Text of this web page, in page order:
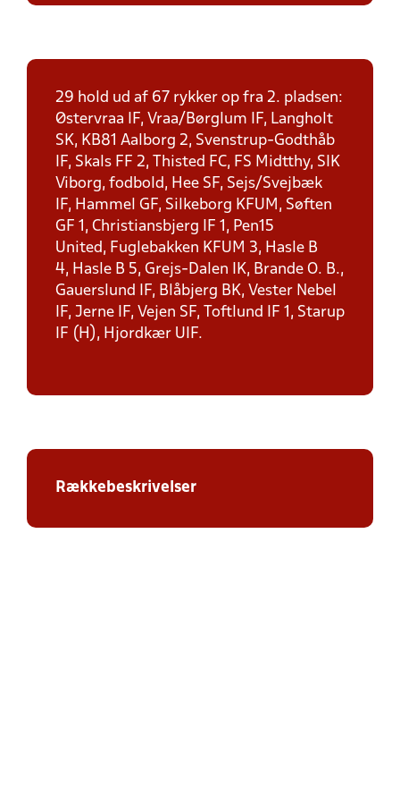
29 hold ud af 67 rykker op fra 2. pladsen:
Østervraa IF, Vraa/Børglum IF, Langholt
SK, KB81 Aalborg 2, Svenstrup-Godthåb
IF, Skals FF 2, Thisted FC, FS Midtthy, SIK
Viborg, fodbold, Hee SF, Sejs/Svejbæk
IF, Hammel GF, Silkeborg KFUM, Søften
GF 1, Christiansbjerg IF 1, Pen15
United, Fuglebakken KFUM 3, Hasle B
4, Hasle B 5, Grejs-Dalen IK, Brande O. B.,
Gauerslund IF, Blåbjerg BK, Vester Nebel
IF, Jerne IF, Vejen SF, Toftlund IF 1, Starup
IF (H), Hjordkær UIF.
Rækkebeskrivelser